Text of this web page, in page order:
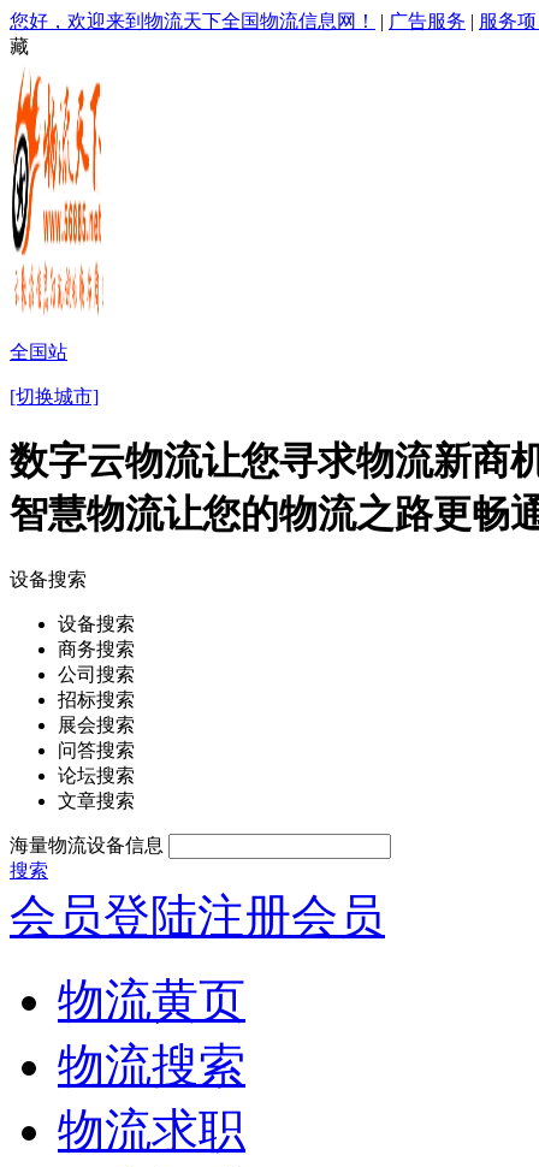
您好，欢迎来到物流天下全国物流信息网！ | 广告服务 | 服务
藏
全国站
[切换城市]
数字云物流让您寻求物流新商
智慧物流让您的物流之路更畅
设备搜索
设备搜索
商务搜索
公司搜索
招标搜索
展会搜索
问答搜索
论坛搜索
文章搜索
海量物流设备信息
搜索
会员登陆注册会员
物流黄页
物流搜索
物流求职